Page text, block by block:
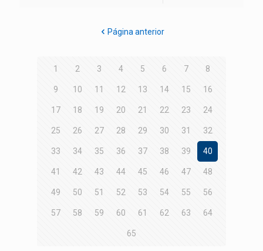
Página anterior
1 2 3 4 5 6 7 8
9 10 11 12 13 14 15 16
17 18 19 20 21 22 23 24
25 26 27 28 29 30 31 32
33 34 35 36 37 38 39 40
41 42 43 44 45 46 47 48
49 50 51 52 53 54 55 56
57 58 59 60 61 62 63 64
65